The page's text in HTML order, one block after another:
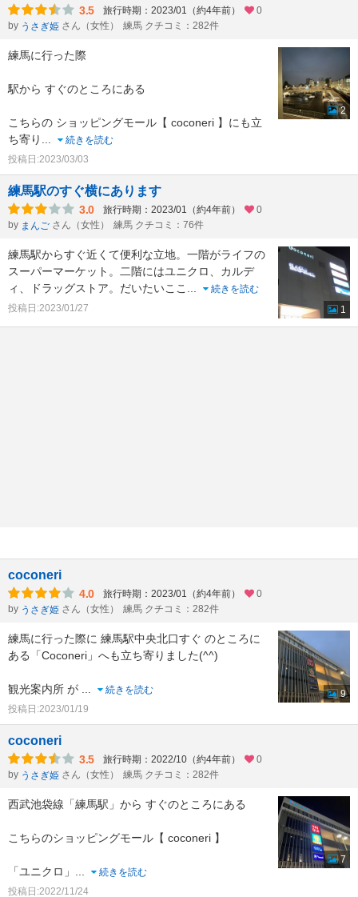
3.5 旅行時期：2023/01（約4年前）
0
by うさぎ姫 さん（女性） 練馬 クチコミ：282件
練馬に行った際
駅から すぐのところにある
こちらの ショッピングモール【 coconeri 】にも立
ち寄り ...
続きを読む
投稿日:2023/03/03
2
練馬駅のすぐ横にあります
3.0 旅行時期：2023/01（約4年前）
0
by まんご さん（女性） 練馬 クチコミ：76件
練馬駅からすぐ近くて便利な立地。一階がライフの
スーパーマーケット。二階にはユニクロ、カルデ
ィ、ドラッグストア。だいたいここ ...
続きを読む
投稿日:2023/01/27
1
coconeri
4.0 旅行時期：2023/01（約4年前）
0
by うさぎ姫 さん（女性） 練馬 クチコミ：282件
練馬に行った際に 練馬駅中央北口すぐ のところに
ある「Coconeri」へも立ち寄りました(^^)
観光案内所 が ...
続きを読む
投稿日:2023/01/19
9
coconeri
3.5 旅行時期：2022/10（約4年前）
0
by うさぎ姫 さん（女性） 練馬 クチコミ：282件
西武池袋線「練馬駅」から すぐのところにある
こちらのショッピングモール【 coconeri 】
「ユニクロ」 ...
続きを読む
投稿日:2022/11/24
7